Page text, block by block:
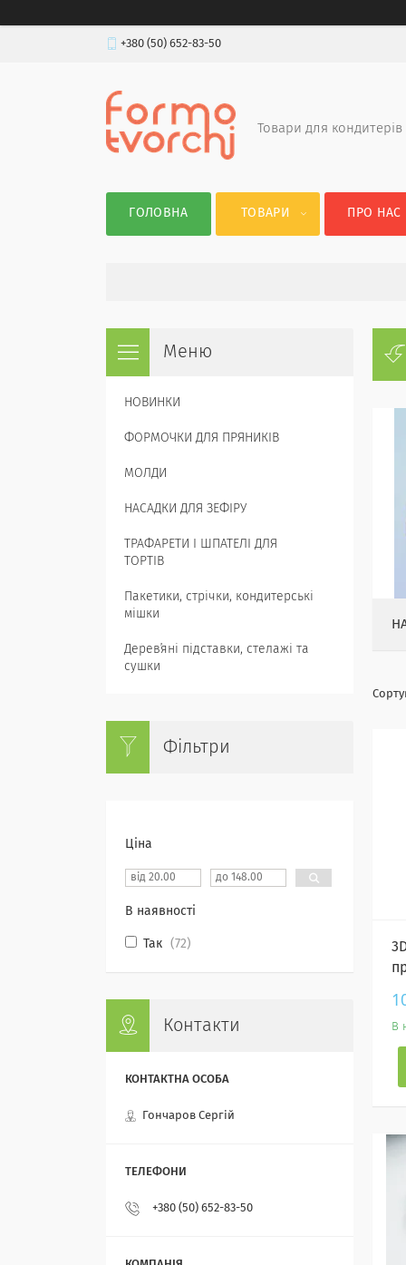
+380 (50) 652-83-50
Товари для кондитерів
ГОЛОВНА ТОВАРИ ПРО НАС
В
НОВИНКИ
ФОРМОЧКИ ДЛЯ ПРЯНИКІВ
МОЛДИ
НАСАДКИ ДЛЯ ЗЕФІРУ
ТРАФАРЕТИ І ШПАТЕЛІ ДЛЯ
ТОРТІВ
Пакетики, стрічки, кондитерські
мішки
Деревʼяні підставки, стелажі та
сушки
Фільтри
Ціна
В наявності
Так 72
Контакти
Гончаров Сергій
+380 (50) 652-83-50